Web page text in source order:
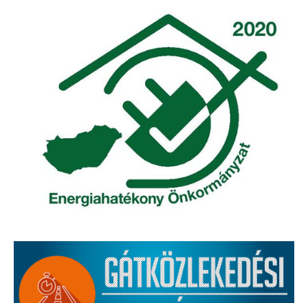
ÖNKORMÁNYZAT
Képviselő-testület
Képviselő-testületi ülések
Bizottságok
Bizottsági ülések
A helyi választási bizottság
A helyi választási bizottság határozatai
Roma Nemzetiségi Önkormányzat